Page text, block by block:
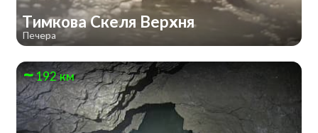
Тимкова Скеля Верхня
Печера
192 км